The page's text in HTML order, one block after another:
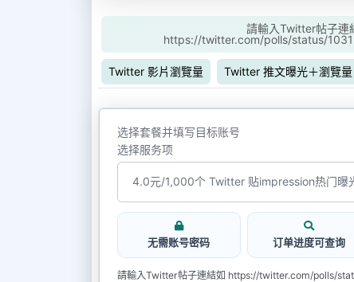
請輸入Twitter帖子連
https://twitter.com/polls/status/
Twitter 影片瀏覽量 Twitter 推文曝光＋瀏覽量
选择套餐并填写目标账号
选择服务项
无需账号密码 订单进度可查询
請輸入Twitter帖子連結如 https://twitter.com/polls/
請輸